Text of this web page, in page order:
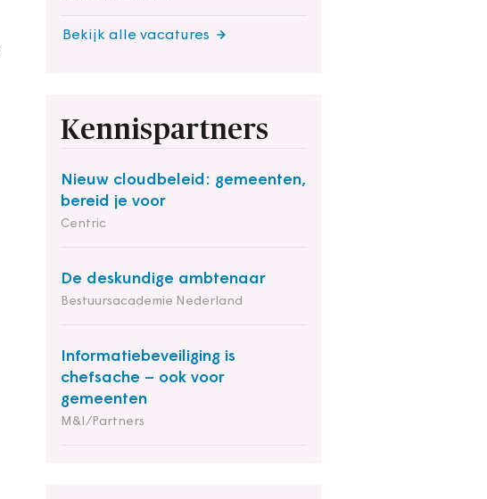
Bekijk alle vacatures
Kennispartners
Nieuw cloudbeleid: gemeenten,
bereid je voor
Centric
De deskundige ambtenaar
Bestuursacademie Nederland
Informatiebeveiliging is
chefsache – ook voor
gemeenten
M&I/Partners